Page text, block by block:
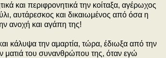
και περιφρονητικά την κοίταξα, αγέρωχος
αυτάρεσκος και δικαιωμένος από όσα η
ανοχή και αγάπη της!
κάλυψα την αμαρτία, τώρα, έδιωξα από την
ματιά του συνανθρώπου της, όταν εγώ